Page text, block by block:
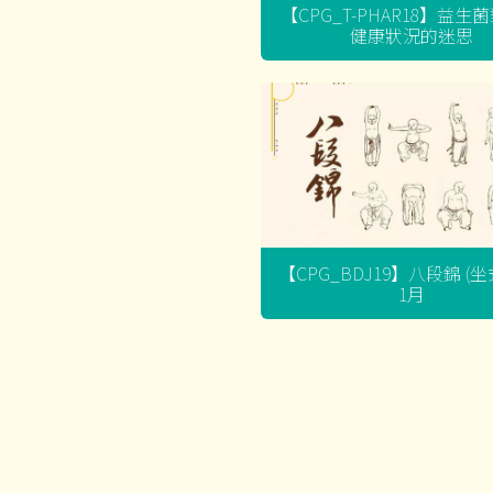
【CPG_T-PHAR18】益生
健康狀況的迷思
【CPG_BDJ19】八段錦 (
1月